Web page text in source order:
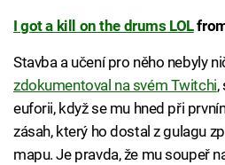
I got a kill on the drums LOL
Stavba a učení pro něho nebyly
zdokumentoval na svém Twitchi,
euforii, když se mu hned při
zásah, který ho dostal z gulagu
mapu. Je pravda, že mu soupeř